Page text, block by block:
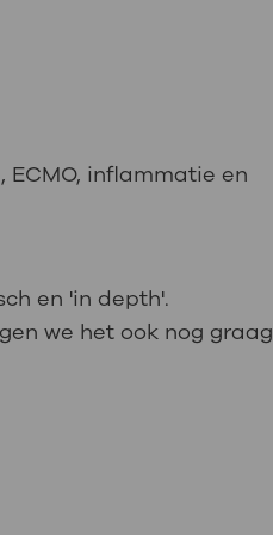
inflammatie en
en 'in depth'.
we het ook nog graag